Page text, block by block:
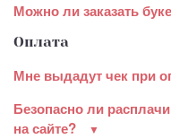
Можно ли заказать
Оплата
Мне выдадут чек при
Безопасно ли
на сайте?